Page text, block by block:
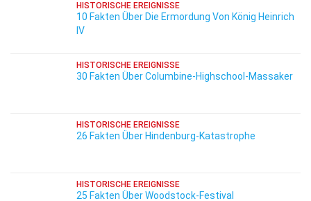
HISTORISCHE EREIGNISSE
10 Fakten Über Die Ermordung Von König Heinrich
IV
HISTORISCHE EREIGNISSE
30 Fakten Über Columbine-Highschool-Massaker
HISTORISCHE EREIGNISSE
26 Fakten Über Hindenburg-Katastrophe
HISTORISCHE EREIGNISSE
25 Fakten Über Woodstock-Festival